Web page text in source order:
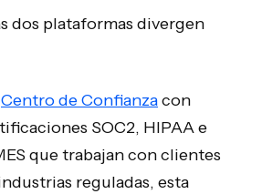
dos plataformas divergen
Centro de Confianzacon
SOC2, HIPAA e
que trabajan con clientes
reguladas, esta